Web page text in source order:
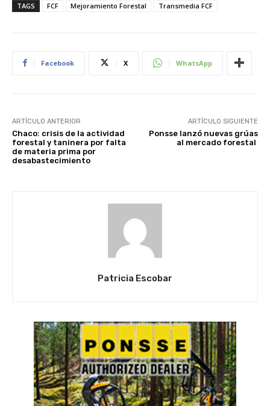
TAGS FCF Mejoramiento Forestal Transmedia FCF
Facebook X WhatsApp
ARTÍCULO ANTERIOR
Chaco: crisis de la actividad
forestal y taninera por falta
de materia prima por
desabastecimiento
ARTÍCULO SIGUIENTE
Ponsse lanzó nuevas grúas
al mercado forestal
Patricia Escobar